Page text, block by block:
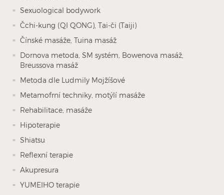
Sexuological bodywork
Čchi-kung (QI QONG), Tai-či (Taiji)
Čínské masáže, Tuina masáž
Dornova metoda, SM systém, Bowenova masáž,
Breussova masáž
Metoda dle Ludmily Mojžíšové
Metamofrní techniky, motýlí masáže
Rehabilitace, masáže
Hipoterapie
Shiatsu
Reflexní terapie
Akupresura
YUMEIHO terapie